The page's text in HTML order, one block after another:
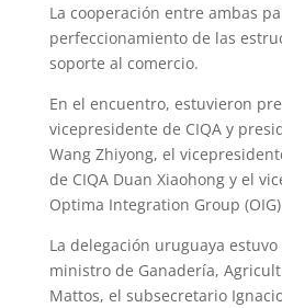
La cooperación entre ambas
perfeccionamiento de las
soporte al comercio.
En el encuentro, estuvieron
vicepresidente de CIQA y
Wang Zhiyong, el
de CIQA Duan Xiaohong y el
Optima Integration Group
La delegación uruguaya
ministro de Ganadería,
Mattos, el subsecretario